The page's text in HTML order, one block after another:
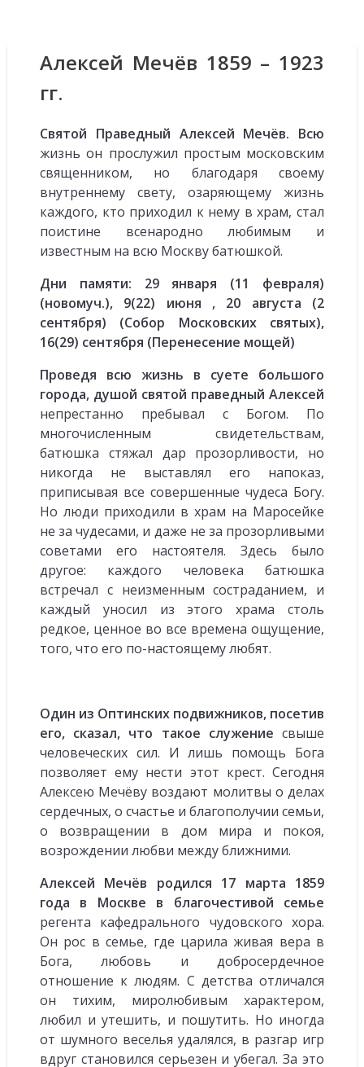
Алексей Мечёв 1859 – 1923
гг.
Святой Праведный Алексей Мечёв. Всю
жизнь он прослужил простым московским
священником, но благодаря своему
внутреннему свету, озаряющему жизнь
каждого, кто приходил к нему в храм, стал
поистине всенародно любимым и
известным на всю Москву батюшкой.
Дни памяти: 29 января (11 февраля)
(новомуч.), 9(22) июня , 20 августа (2
сентября) (Собор Московских святых),
16(29) сентября (Перенесение мощей)
Проведя всю жизнь в суете большого
города, душой святой праведный Алексей
непрестанно пребывал с Богом. По
многочисленным свидетельствам,
батюшка стяжал дар прозорливости, но
никогда не выставлял его напоказ,
приписывая все совершенные чудеса Богу.
Но люди приходили в храм на Маросейке
не за чудесами, и даже не за прозорливыми
советами его настоятеля. Здесь было
другое: каждого человека батюшка
встречал с неизменным состраданием, и
каждый уносил из этого храма столь
редкое, ценное во все времена ощущение,
того, что его по-настоящему любят.
Один из Оптинских подвижников, посетив
его, сказал, что такое служение свыше
человеческих сил. И лишь помощь Бога
позволяет ему нести этот крест. Сегодня
Алексею Мечёву воздают молитвы о делах
сердечных, о счастье и благополучии семьи,
о возвращении в дом мира и покоя,
возрождении любви между ближними.
Алексей Мечёв родился 17 марта 1859
года в Москве в благочестивой семье
регента кафедрального чудовского хора.
Он рос в семье, где царила живая вера в
Бога, любовь и добросердечное
отношение к людям. С детства отличался
он тихим, миролюбивым характером,
любил и утешить, и пошутить. Но иногда
от шумного веселья удалялся, в разгар игр
вдруг становился серьезен и убегал. За это